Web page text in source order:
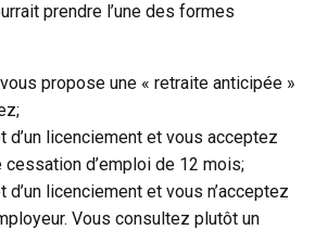
prendre l’une des formes
propose une « retraite anticipée »
d’un licenciement et vous acceptez
cessation d’emploi de 12 mois;
d’un licenciement et vous n’acceptez
Vous consultez plutôt un